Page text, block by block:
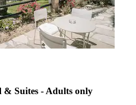
& Suites - Adults only